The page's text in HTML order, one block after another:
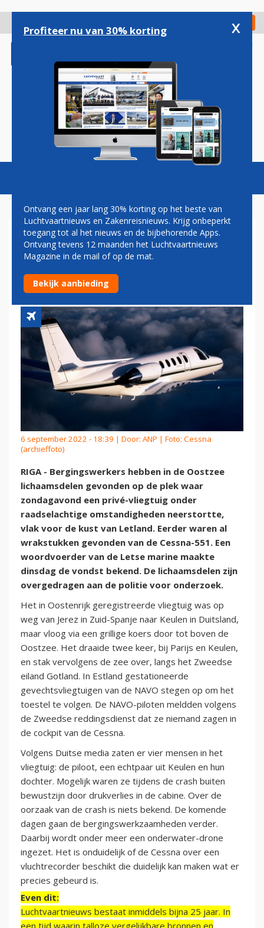
gaan
Check in
Magazine Podcasts Vacatures
LICHAAMSDELEN GEVONDEN
OP PLEK WAAR VLIEGTUIG IN
OOSTZEE STORTTE
6 september 2022 - 18:39 | Door: ANP | Foto: Cessna
(archieffoto)
RIGA - Bergingswerkers hebben in de Oostzee
lichaamsdelen gevonden op de plek waar
zondagavond een privé-vliegtuig onder
raadselachtige omstandigheden neerstortte,
vlak voor de kust van Letland. Eerder waren al
wrakstukken gevonden van de Cessna-551. Een
woordvoerder van de Letse marine maakte
dinsdag de vondst bekend. De lichaamsdelen zijn
overgedragen aan de politie voor onderzoek.
Het in Oostenrijk geregistreerde vliegtuig was op
weg van Jerez in Zuid-Spanje naar Keulen in Duitsland,
maar vloog via een grillige koers door tot boven de
Oostzee. Het draaide twee keer, bij Parijs en Keulen,
en stak vervolgens de zee over, langs het Zweedse
eiland Gotland. In Estland gestationeerde
gevechtsvliegtuigen van de NAVO stegen op om het
toestel te volgen. De NAVO-piloten meldden volgens
de Zweedse reddingsdienst dat ze niemand zagen in
de cockpit van de Cessna.
Volgens Duitse media zaten er vier mensen in het
vliegtuig: de piloot, een echtpaar uit Keulen en hun
dochter. Mogelijk waren ze tijdens de crash buiten
bewustzijn door drukverlies in de cabine. Over de
oorzaak van de crash is niets bekend. De komende
dagen gaan de bergingswerkzaamheden verder.
Daarbij wordt onder meer een onderwater-drone
ingezet. Het is onduidelijk of de Cessna over een
vluchtrecorder beschikt die duidelijk kan maken wat er
precies gebeurd is.
Even dit:
Luchtvaartnieuws bestaat inmiddels bijna 25 jaar. In
Profiteer nu van 30% korting x
Ontvang een jaar lang 30% korting op het beste van
Luchtvaartnieuws en Zakenreisnieuws. Krijg onbeperkt
toegang tot al het nieuws en de bijbehorende Apps.
Ontvang tevens 12 maanden het Luchtvaartnieuws
Magazine in de mail of op de mat.
Bekijk aanbieding